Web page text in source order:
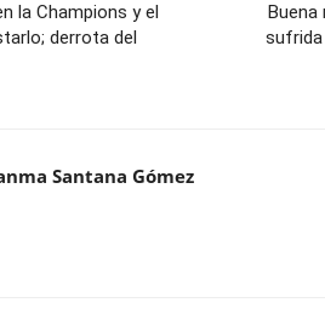
la Champions y el
derrota del
Buena
sufrida
Santana Gómez